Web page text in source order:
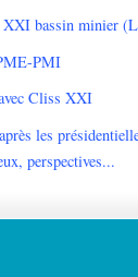
XXI bassin minier
PMI
Cliss XXI
les
perspectives...